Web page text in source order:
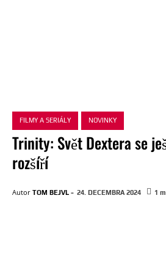
FILMY A SERIÁLY NOVINKY
Trinity: Svět Dextera se
rozšíří
Autor TOM BEJVL - 24. DECEMBRA 2024 1